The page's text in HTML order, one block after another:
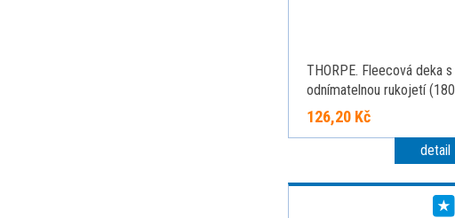
THORPE. Fleecová deka s
odnímatelnou rukojetí (180
g/m²), červená
126,20 Kč
detail